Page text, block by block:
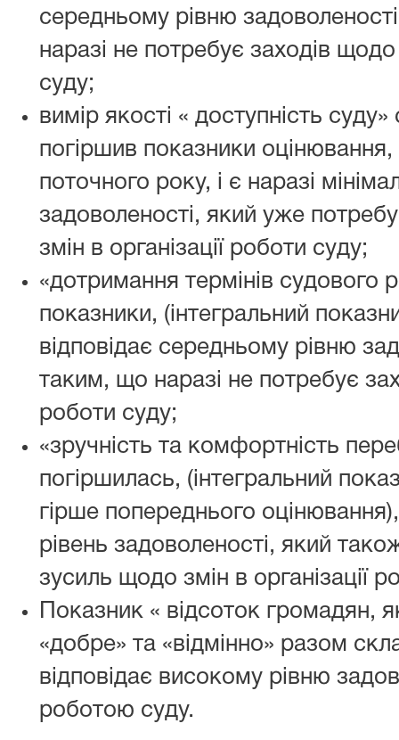
середньому рівню
наразі не потребує заходів
суду;
вимір якості « доступність
погіршив показники
поточного року, і є наразі
задоволеності, який уже
змін в організації роботи суду;
«дотримання термінів судового
показники, (інтегральний
відповідає середньому рівню
таким, що наразі не потребує
роботи суду;
«зручність та комфортність
погіршилась, (інтегральний
гірше попереднього
рівень задоволеності, який
зусиль щодо змін в організації
Показник « відсоток громадян,
«добре» та «відмінно» разом
відповідає високому рівню
роботою суду.